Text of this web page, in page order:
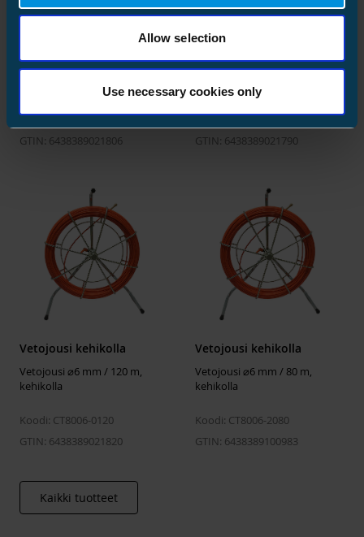
Allow selection
Use necessary cookies only
Vetojousi Ø 9 mm / 150 m,
Koodi: CT8009-1150
GTIN: 6438389021806
Vetojousi kehikolla
Vetojousi Ø 11 mm / 200 m
kehikko pyörillä
Koodi: NO8856454
GTIN: 6438389021790
Vetojousi kehikolla
Vetojousi ⌀6 mm / 120 m,
kehikolla
Koodi: CT8006-0120
GTIN: 6438389021820
Vetojousi kehikolla
Vetojousi ⌀6 mm / 80 m,
kehikolla
Koodi: CT8006-2080
GTIN: 6438389100983
Kaikki tuotteet